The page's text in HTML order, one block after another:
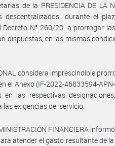
de la PRESIDENCIA DE LA
descentralizados, durante el
N° 260/20, a prorrogar
dispuestas, en las mismas
considera imprescindible
el Anexo (IF-2022-46833594-
en las respectivas
exigencias del servicio.
FINANCIERA
atender el gasto resultante de